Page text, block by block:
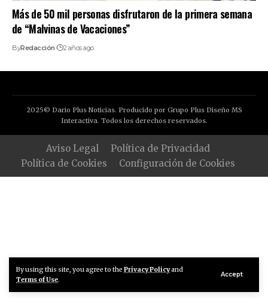
By using this site, you agree to the Privacy Policyand
Terms of Use.
Accept
Más de 50 mil personas disfrutaron de la primera semana
de “Malvinas de Vacaciones”
ByRedacción 2 años ago
2025© Dario Plus Noticias. Producido por Grupo Plus Diseño MS
Interactiva. Todos los derechos reservados.
Aviso Legal
Política de Privacidad
Política de Cookies
Configuración de Cookies